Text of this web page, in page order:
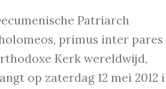
Patriarch
primus inter pares
Kerk wereldwijd,
op zaterdag 12 mei 2012